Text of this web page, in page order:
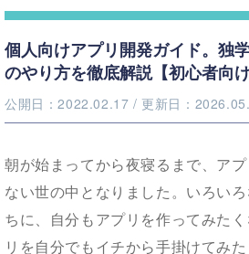
個人向けアプリ開発ガイド。独
のやり方を徹底解説【初心者向け
公開日：2022.02.17 / 更新日：
朝が始まってから夜寝るまで、ア
ない世の中となりました。いろい
ちに、自分もアプリを作ってみた
リを自分でもイチから手掛けてみ